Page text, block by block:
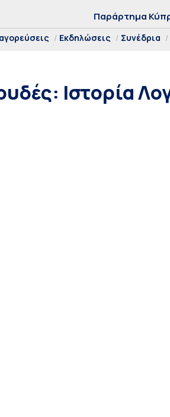
Παράρτημα
Εκδηλώσεις Συνέδρια
Ιστορία